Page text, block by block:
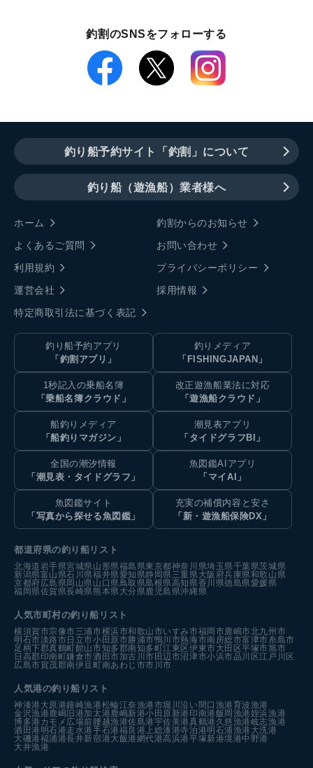
釣割のSNSをフォローする
釣り船予約サイト「釣割」について
釣り船（遊漁船）業者様へ
ホーム
釣割からのお知らせ
よくあるご質問
お問い合わせ
利用規約
プライバシーポリシー
運営会社
採用情報
特定商取引法に基づく表記
釣り船予約アプリ
「釣割アプリ」
釣りメディア
「FISHINGJAPAN」
1秒記入の乗船名簿
「乗船名簿クラウド」
改正遊漁船業法に対応
「遊漁船クラウド」
船釣りメディア
「船釣りマガジン」
潮見表アプリ
「タイドグラフBI」
全国の潮汐情報
「潮見表・タイドグラフ」
魚図鑑AIアプリ
「マイAI」
魚図鑑サイト
「写真から探せる魚図鑑」
充実の補償内容と安さ
「新・遊漁船保険DX」
都道府県の釣り船リスト
北海道 岩手県宮城県 山形県福島県東京都神奈川県埼玉県千葉県茨城県
新潟県富山県石川県福井県愛知県静岡県 三重県 大阪府兵庫県和歌山県
京都府広島県岡山県 山口県 鳥取県島根県高知県香川県徳島県愛媛県
福岡県佐賀県長崎県 熊本県 大分県 鹿児島県沖縄県
人気市町村の釣り船リスト
横須賀市宗像市三浦市横浜市和歌山市いすみ市福岡市鹿嶋市北九州市
明石市淡路市日立市小田原市勝浦市鴨川市熱海市南房総市富津市糸島市
足柄下郡真鶴町館山市知多郡南知多町江東区伊東市大田区平塚市旭市
日高郡印南町鎌倉市酒田市加古川市田辺市沼津市小浜市品川区江戸川区
広島市賀茂郡南伊豆町南あわじ市市川市
人気港の釣り船リスト
神湊港 大原港鐘崎漁港松輪江奈漁港市堀川沿い 間口漁港育波漁港
金沢漁港 鹿嶋旧港加太港 鹿嶋新港小田原新港 印南港飯岡漁港姪浜漁港
博多港カモメ広場前腰越漁港佐島港宇佐美港真鶴港 久慈漁港岐志漁港
酒田港 明石港走水港手石港福良港 上総湊港寺泊港明石浦漁港 大洗港
大磯港福浦港長井新宿港大飯港網代港高浜港平塚新港境港中野港
大井漁港